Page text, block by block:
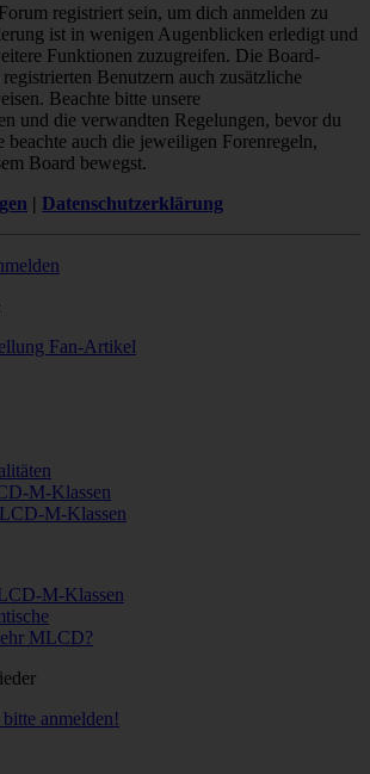
registriert sein, um dich anmelden zu
ist in wenigen Augenblicken erledigt und
Funktionen zuzugreifen. Die Board-
Benutzern auch zusätzliche
Beachte bitte unsere
und die verwandten Regelungen, bevor du
beachte auch die jeweiligen Forenregeln,
Board bewegst.
| Datenschutzerklärung
Fan-Artikel
M-Klassen
M-Klassen
M-Klassen
MLCD?
anmelden!